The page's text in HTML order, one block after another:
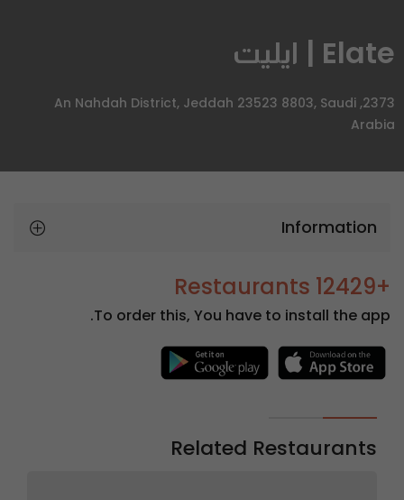
Elate | ايليت
2373, An Nahdah District, Jeddah 23523 8803, Saudi
Arabia
Information
+12429 Restaurants
To order this, You have to install the app.
Related Restaurants